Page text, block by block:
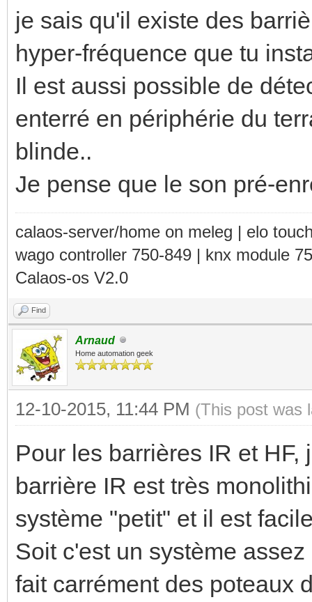
je sais qu'il existe des
hyper-fréquence que tu
Il est aussi possible de
enterré en périphérie du
blinde..
Je pense que le son pré-
calaos-server/home on meleg | elo
wago controller 750-849 | knx module
Calaos-os V2.0
Find
Arnaud
Home automation geek
12-10-2015, 11:44 PM (This post was
Pour les barrières IR et
barrière IR est très
système "petit" et il est
Soit c'est un système
fait carrément des poteaux